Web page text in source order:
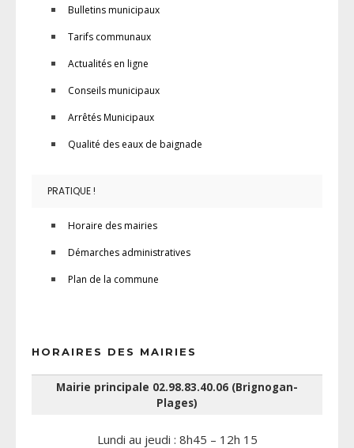
Bulletins municipaux
Tarifs communaux
Actualités en ligne
Conseils municipaux
Arrêtés Municipaux
Qualité des eaux de baignade
PRATIQUE !
Horaire des mairies
Démarches administratives
Plan de la commune
HORAIRES DES MAIRIES
Mairie principale 02.98.83.40.06 (Brignogan-
Plages)
Lundi au jeudi : 8h45 – 12h 15